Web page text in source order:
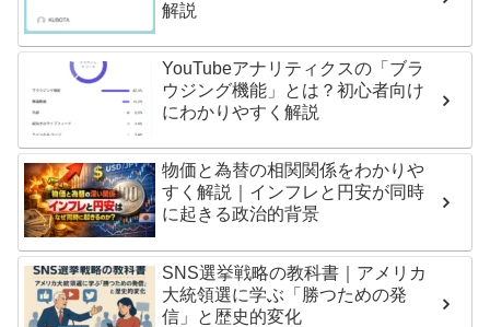
解説
YouTubeアナリティクスの「ブラ
ウジング機能」とは？初心者向け
にわかりやすく解説
物価と為替の相関関係をわかりや
すく解説｜インフレと円安が同時
に起きる政治的背景
SNS選挙戦略の教科書｜アメリカ
大統領選に学ぶ「勝つための発
信」と歴史的変化